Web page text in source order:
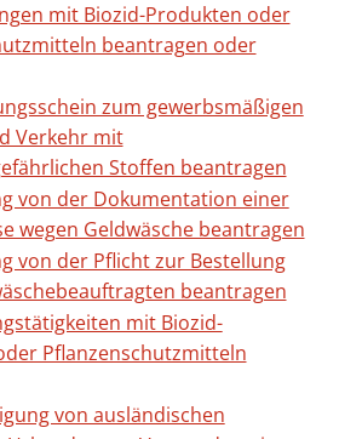
mit Biozid-Produkten oder
beantragen oder
zum gewerbsmäßigen
Verkehr mit
Stoffen beantragen
von der Dokumentation einer
wegen Geldwäsche beantragen
von der Pflicht zur Bestellung
beantragen
mit Biozid-
Pflanzenschutzmitteln
von ausländischen